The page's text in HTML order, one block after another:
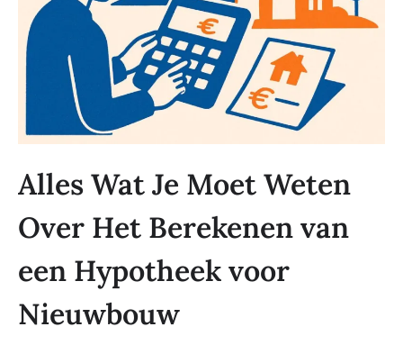
Alles Wat Je Moet Weten
Over Het Berekenen van
een Hypotheek voor
Nieuwbouw